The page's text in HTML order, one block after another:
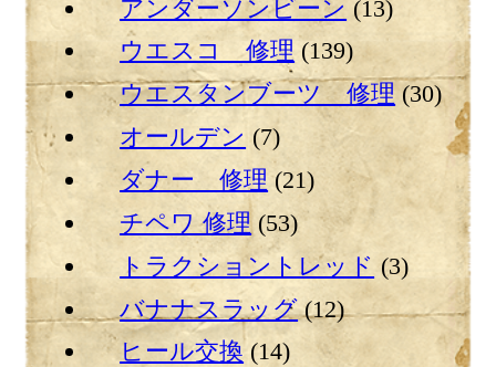
アンダーソンビーン (13)
ウエスコ 修理 (139)
ウエスタンブーツ 修理 (30)
オールデン (7)
ダナー 修理 (21)
チペワ 修理 (53)
トラクショントレッド (3)
バナナスラッグ(12)
ヒール交換 (14)